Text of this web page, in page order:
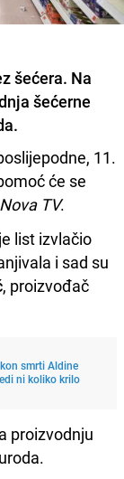
šećera. Na
šećerne
11.
će se
Nova TV.
list izvlačio
i sad su
, proizvođač
smrti Aldine
ni koliko krilo
proizvodnju